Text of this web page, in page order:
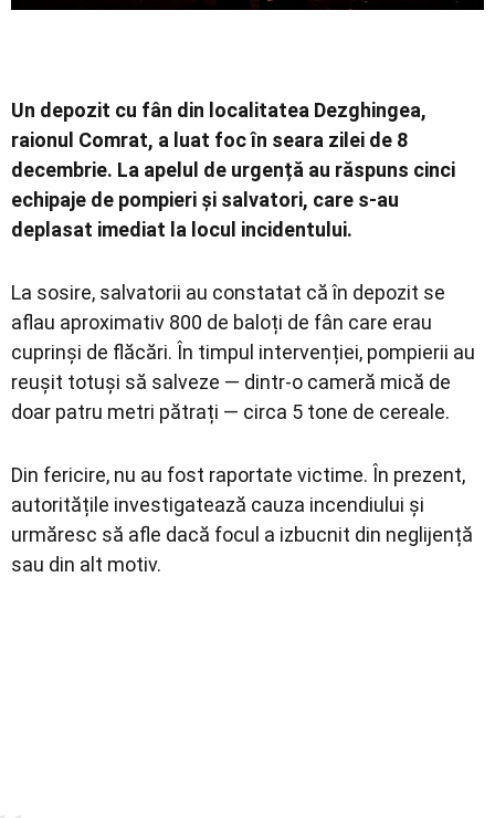
Un depozit cu fân din localitatea Dezghingea,
raionul Comrat, a luat foc în seara zilei de 8
decembrie. La apelul de urgență au răspuns cinci
echipaje de pompieri și salvatori, care s‑au
deplasat imediat la locul incidentului.
La sosire, salvatorii au constatat că în depozit se
aflau aproximativ 800 de baloți de fân care erau
cuprinși de flăcări. În timpul intervenției, pompierii au
reușit totuși să salveze — dintr‑o cameră mică de
doar patru metri pătrați — circa 5 tone de cereale.
Din fericire, nu au fost raportate victime. În prezent,
autoritățile investigatează cauza incendiului și
urmăresc să afle dacă focul a izbucnit din neglijență
sau din alt motiv.